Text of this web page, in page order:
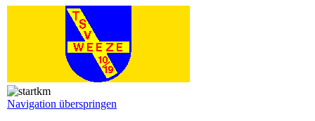
Navigation überspringen